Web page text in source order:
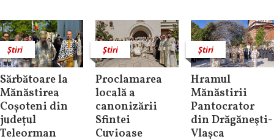
Știri
Sărbătoare la
Mănăstirea
Coșoteni din
județul
Teleorman
Știri
Proclamarea
locală a
canonizării
Sfintei
Cuvioase
Știri
Hramul
Mănăstirii
Pantocrator
din Drăgăneşti-
Vlaşca